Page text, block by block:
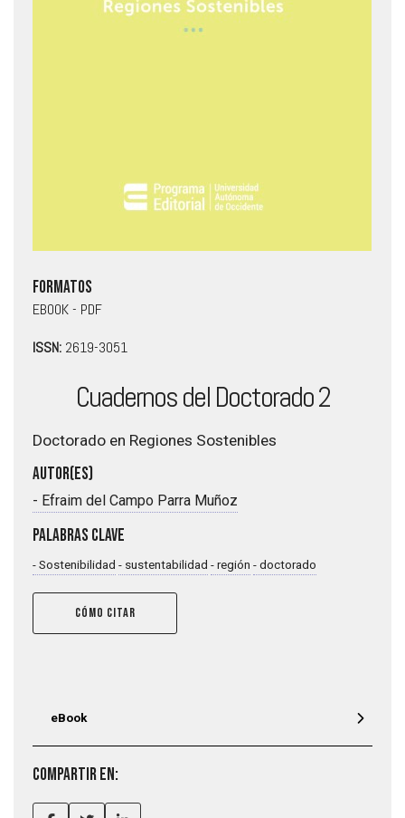
Saltar
al
de
Formatos
EBOOK- PDF
ISSN: 2619-3051
Cuadernos del Doctorado 2
Doctorado en Regiones Sostenibles
Autor(es)
- Efraim del Campo Parra Muñoz
Palabras clave
- Sostenibilidad - sustentabilidad - región - doctorado
CÓMO CITAR
eBook
Compartir en: